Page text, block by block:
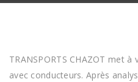
TRANSPORTS CHAZOT met
avec conducteurs. Après